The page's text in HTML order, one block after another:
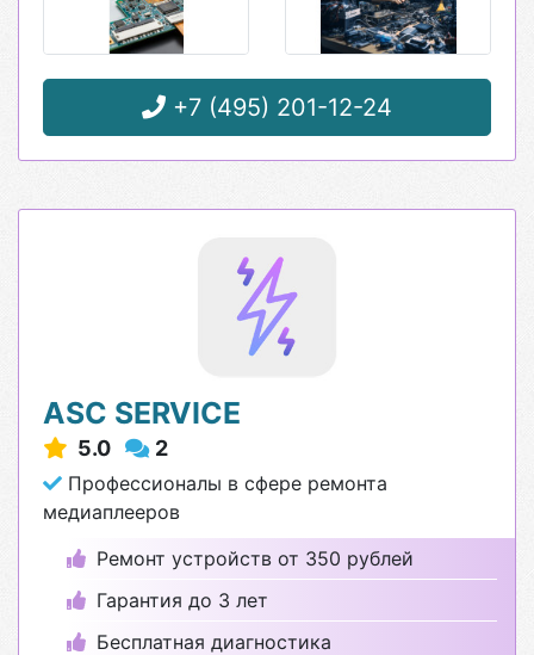
+7 (495) 201-12-24
ASC SERVICE
5.0 2
Профессионалы в сфере ремонта
медиаплееров
Ремонт устройств от 350 рублей
Гарантия до 3 лет
Бесплатная диагностика